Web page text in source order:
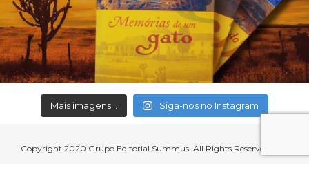
Mais imagens... Siga-nos no Instagram
Copyright 2020 Grupo Editorial Summus. All Rights Reserved.